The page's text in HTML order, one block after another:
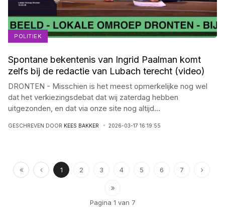
POLITIEK
Spontane bekentenis van Ingrid Paalman komt
zelfs bij de redactie van Lubach terecht (video)
DRONTEN - Misschien is het meest opmerkelijke nog wel
dat het verkiezingsdebat dat wij zaterdag hebben
uitgezonden, en dat via onze site nog altijd...
GESCHREVEN DOOR KEES BAKKER 2026-03-17 16:19:55
1 2 3 4 5 6 7
Pagina 1 van 7